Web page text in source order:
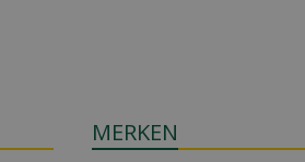
MERKEN